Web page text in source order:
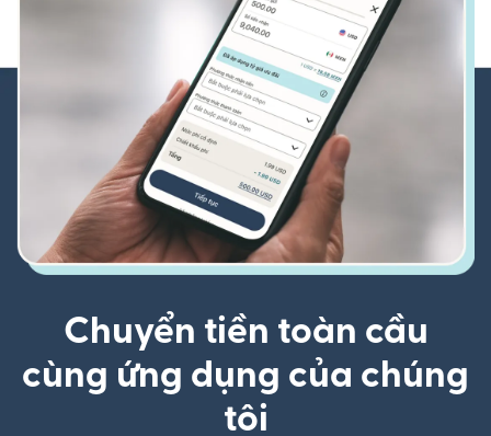
Chuyển tiền toàn cầu
cùng ứng dụng của chúng
tôi